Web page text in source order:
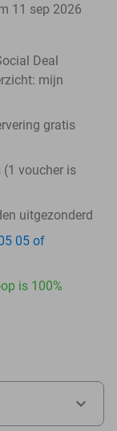
11 sep 2026
Deal
mijn
gratis
(1 voucher is
uitgezonderd
05 of
is 100%